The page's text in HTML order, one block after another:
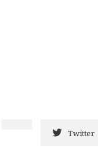
Twitter